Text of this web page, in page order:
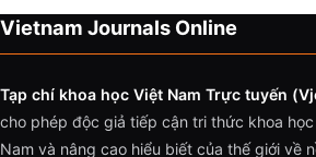
Vietnam Journals Online
Tạp chí khoa học Việt Nam Trực tuyến
cho phép độc giả tiếp cận tri thức khoa
Nam và nâng cao hiểu biết của thế giới về